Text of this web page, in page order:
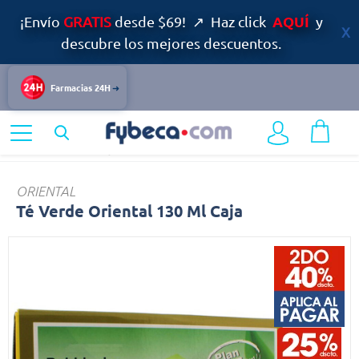
¡Envío GRATISdesde $69! ↗ Haz click AQUÍ y
descubre los mejores descuentos.
Farmacias 24H
Alimentos y Bebidas
ORIENTAL
Té Verde Oriental 130 Ml Caja